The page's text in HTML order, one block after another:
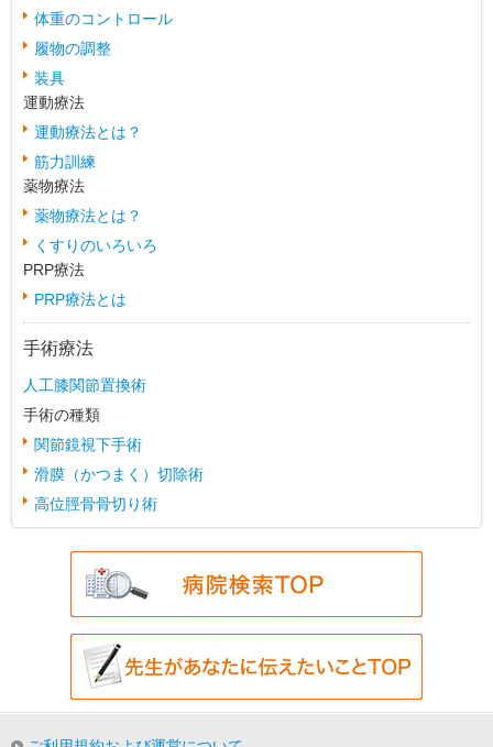
体重のコントロール
履物の調整
装具
運動療法
運動療法とは？
筋力訓練
薬物療法
薬物療法とは？
くすりのいろいろ
PRP療法
PRP療法とは
手術療法
人工膝関節置換術
手術の種類
関節鏡視下手術
滑膜（かつまく）切除術
高位脛骨骨切り術